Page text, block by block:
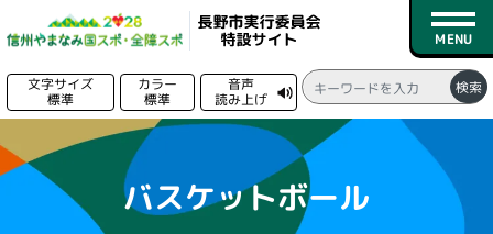
文字サイズ
標準
カラー
標準
音声
読み上げ
検索
トップページ
新着情報 バスケットボール